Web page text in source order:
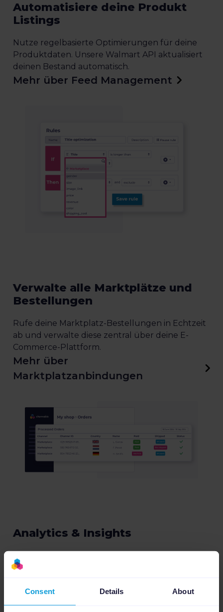
Consent Details About
Automatisiere deine Produkt
Listings
Nutze regelbasierte Optimierungen für deine
Produktdaten. Unsere Walmart API aktualisiert
deinen Bestand automatisch.
Mehr über Feed Management
Verwalte alle Marktplätze und
Bestellungen
Rufe deine Marktplatz-Bestellungen in Echtzeit
ab und verwalte diese zentral über deine E-
Commerce-Plattform.
Mehr über
Marktplatzanbindungen
Analytics & Insights
Marktplatzanbindung, um deine Angebote nach
Kennzahlen zu optimieren.
Mehr über Insights